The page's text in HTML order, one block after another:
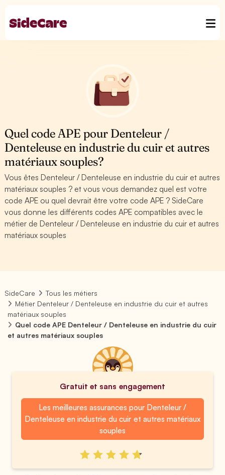
Quel code APE pour Denteleur /
Denteleuse en industrie du cuir et autres
matériaux souples?
Vous êtes Denteleur / Denteleuse en industrie du cuir et autres
matériaux souples ? et vous vous demandez quel est votre
code APE ou quel devrait être votre code APE ? SideCare
vous donne les différents codes APE compatibles avec le
métier de Denteleur / Denteleuse en industrie du cuir et autres
matériaux souples
SideCare
Tous les métiers
Métier Denteleur / Denteleuse en industrie du cuir et autres
matériaux souples
Quel code APE Denteleur / Denteleuse en industrie du cuir
et autres matériaux souples
Gratuit et sans engagement
Les meilleures assurances pour Denteleur /
Denteleuse en industrie du cuir et autres matériaux
souples